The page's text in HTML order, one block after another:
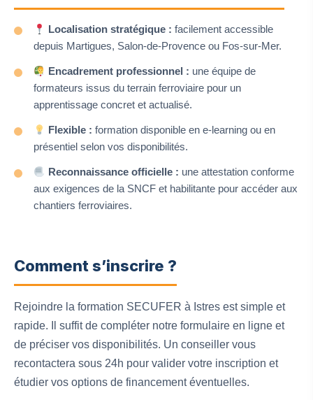
Localisation stratégique : facilement accessible
depuis Martigues, Salon-de-Provence ou Fos-sur-Mer.
Encadrement professionnel : une équipe de
formateurs issus du terrain ferroviaire pour un
apprentissage concret et actualisé.
Flexible : formation disponible en e-learning ou en
présentiel selon vos disponibilités.
Reconnaissance officielle : une attestation conforme
aux exigences de la SNCF et habilitante pour accéder aux
chantiers ferroviaires.
Comment s’inscrire ?
Rejoindre la formation SECUFER à Istres est simple et
rapide. Il suffit de compléter notre formulaire en ligne et
de préciser vos disponibilités. Un conseiller vous
recontactera sous 24h pour valider votre inscription et
étudier vos options de financement éventuelles.